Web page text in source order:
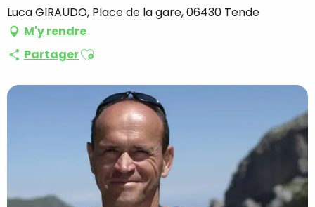
Luca GIRAUDO, Place de la gare, 06430 Tende
M'y rendre
PartagerAjouter aux favoris